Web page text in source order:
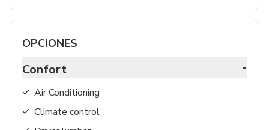
OPCIONES
Confort -
Air Conditioning
Climate control